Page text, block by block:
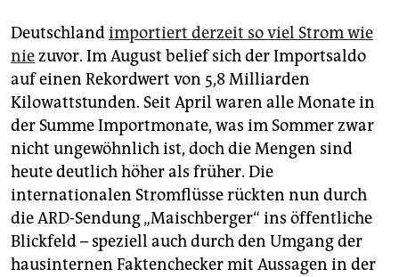
abo
genossenschaft
epaper login
Deutschlandimportiert derzeit so viel Strom wie
niezuvor. Im August belief sich der Importsaldo
auf einen Rekordwert von 5,8 Milliarden
Kilowattstunden. Seit April waren alle Monate in
der Summe Importmonate, was im Sommer zwar
nicht ungewöhnlich ist, doch die Mengen sind
heute deutlich höher als früher. Die
internationalen Stromflüsse rückten nun durch
die ARD-Sendung „Maischberger“ ins öffentliche
Blickfeld – speziell auch durch den Umgang der
hausinternen Faktenchecker mit Aussagen in der